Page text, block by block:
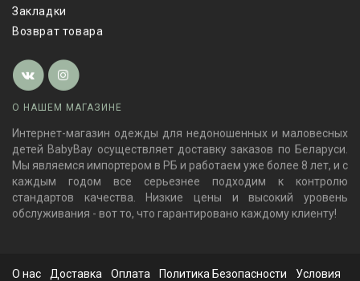
Закладки
Возврат товара
О НАШЕМ МАГАЗИНЕ
Интернет-магазин одежды для недоношенных и маловесных
детей BabyBay осуществляет доставку заказов по Беларуси.
Мы являемся импортером в РБ и работаем уже более 8 лет, и с
каждым годом все серьезнее подходим к контролю
стандартов качества. Низкие цены и высокий уровень
обслуживания - вот то, что гарантировано каждому клиенту!
О нас Доставка Оплата Политика Безопасности
Условия